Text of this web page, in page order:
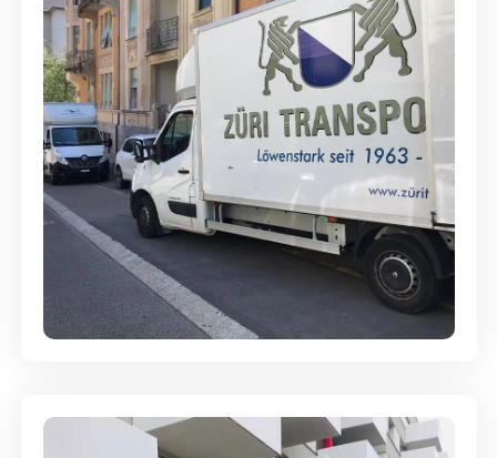
Full-Service - Für Privatumzüge